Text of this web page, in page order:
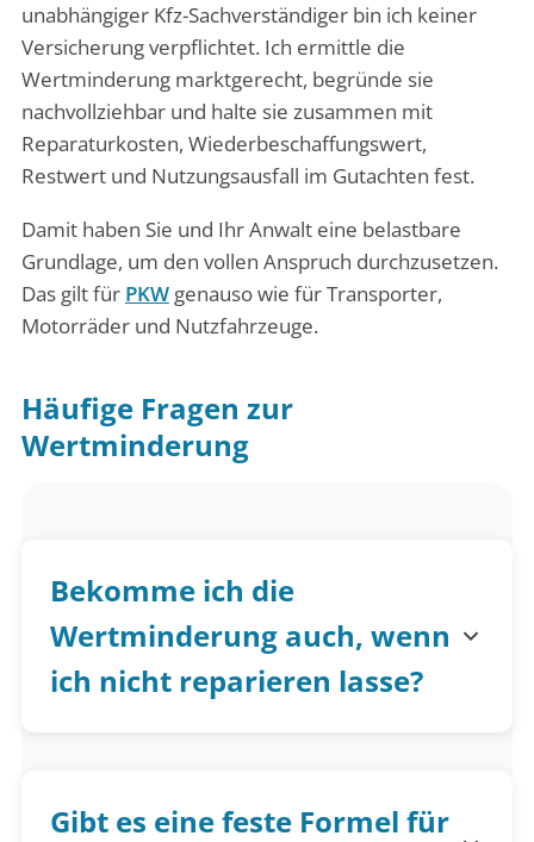
unabhängiger Kfz-Sachverständiger bin ich keiner
Versicherung verpflichtet. Ich ermittle die
Wertminderung marktgerecht, begründe sie
nachvollziehbar und halte sie zusammen mit
Reparaturkosten, Wiederbeschaffungswert,
Restwert und Nutzungsausfall im Gutachten fest.
Damit haben Sie und Ihr Anwalt eine belastbare
Grundlage, um den vollen Anspruch durchzusetzen.
Das gilt für PKWgenauso wie für Transporter,
Motorräder und Nutzfahrzeuge.
Häufige Fragen zur
Wertminderung
Bekomme ich die
Wertminderung auch, wenn
ich nicht reparieren lasse?
Gibt es eine feste Formel für